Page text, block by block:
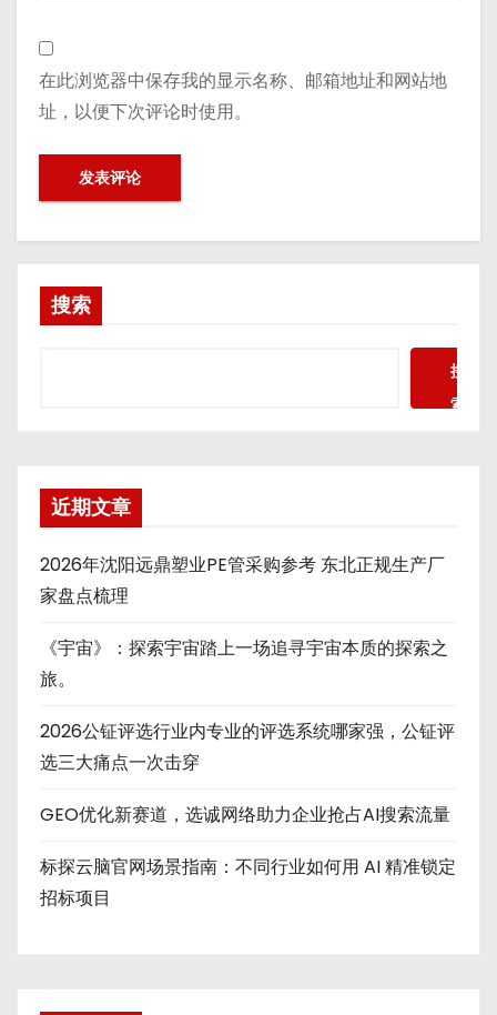
在此浏览器中保存我的显示名称、邮箱地址和网站地
址，以便下次评论时使用。
搜索
搜
索
近期文章
2026年沈阳远鼎塑业PE管采购参考 东北正规生产厂
家盘点梳理
《宇宙》：探索宇宙踏上一场追寻宇宙本质的探索之
旅。
2026公钲评选行业内专业的评选系统哪家强，公钲评
选三大痛点一次击穿
GEO优化新赛道，选诚网络助力企业抢占AI搜索流量
标探云脑官网场景指南：不同行业如何用 AI 精准锁定
招标项目